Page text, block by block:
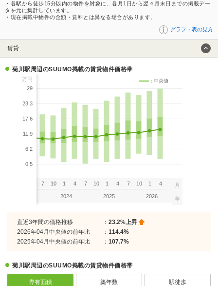
・各駅から徒歩15分以内の物件を対象に、各月1日から翌々月末日までの掲載デー
タを元に集計しています。
・現在掲載中物件の金額・賃料とは異なる場合があります。
グラフ・表の見方
賃貸
菊川駅周辺のSUUMO掲載の賃貸物件価格帯
万円
29
23.3
17.6
11.9
6.2
0.5
：中央値
7 10 1 4 7 10
2024
1 4 7 10
2025
1 4
2026
月
年
直近3年間の価格推移 ： 23.2%上昇
2026年04月中央値の前年比
： 114.4%
2025年04月中央値の前年比
： 107.7%
菊川駅周辺のSUUMO掲載の賃貸物件価格帯
専有面積 築年数 駅徒歩